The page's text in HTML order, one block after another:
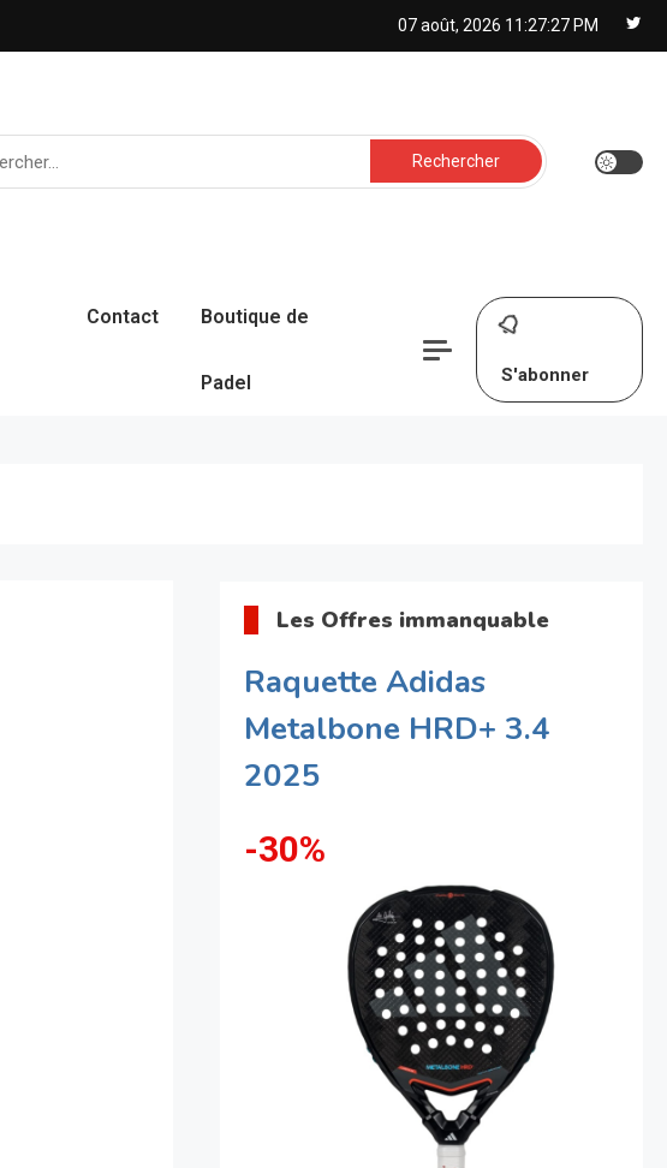
07 août, 2026 11:27:28 PM
Rechercher :
Contact Boutique de
Padel S'abonner
Les Offres immanquable
Raquette Adidas
Metalbone HRD+ 3.4
2025
-30%